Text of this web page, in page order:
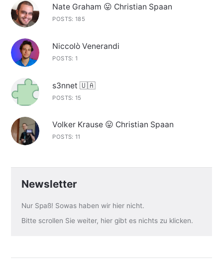
Nate Graham 😛 Christian Spaan
POSTS: 185
Niccolò Venerandi
POSTS: 1
s3nnet 🇺🇦
POSTS: 15
Volker Krause 😛 Christian Spaan
POSTS: 11
Newsletter
Nur Spaß! Sowas haben wir hier nicht.
Bitte scrollen Sie weiter, hier gibt es nichts zu klicken.